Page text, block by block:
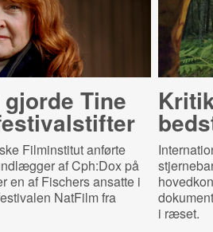
Tine
Filminstitut anførte
af Cph:Dox på
en af Fischers ansatte i
NatFilm fra
i ræset.